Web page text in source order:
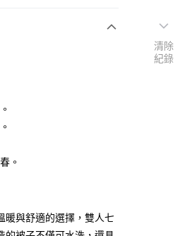
業銀行
業銀行
國際商業銀行
國際商業銀行
業銀行
業銀行
商業銀行
國際商業銀行
。
暖與舒適的選擇，雙人七
清除
紀錄